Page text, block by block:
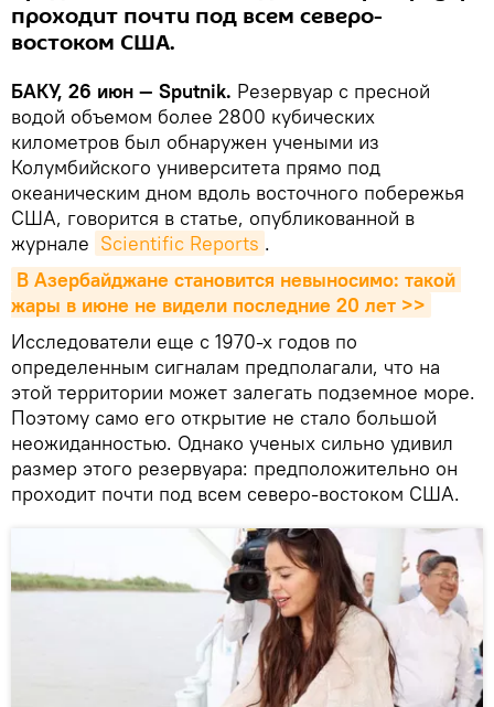
проходит почти под всем северо-
востоком США.
БАКУ, 26 июн — Sputnik. Резервуар с пресной
водой объемом более 2800 кубических
километров был обнаружен учеными из
Колумбийского университета прямо под
океаническим дном вдоль восточного побережья
США, говорится в статье, опубликованной в
журнале Scientific Reports .
В Азербайджане становится невыносимо: такой
жары в июне не видели последние 20 лет >>
Исследователи еще с 1970-х годов по
определенным сигналам предполагали, что на
этой территории может залегать подземное море.
Поэтому само его открытие не стало большой
неожиданностью. Однако ученых сильно удивил
размер этого резервуара: предположительно он
проходит почти под всем северо-востоком США.